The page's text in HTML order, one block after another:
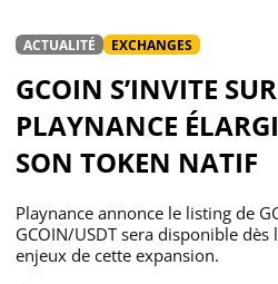
ACTUALITÉ EXCHANGES
GCOIN S’INVITE
PLAYNANCE
SON TOKEN NATIF
Playnance annonce le listing de
GCOIN/USDT sera disponible
enjeux de cette expansion.